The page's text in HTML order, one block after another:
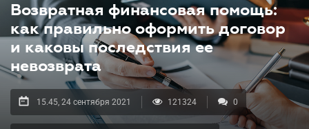
Возвратная финансовая помощь:
как правильно оформить договор
и каковы последствия ее
невозврата
15.45, 24 сентября 2021 121324 0